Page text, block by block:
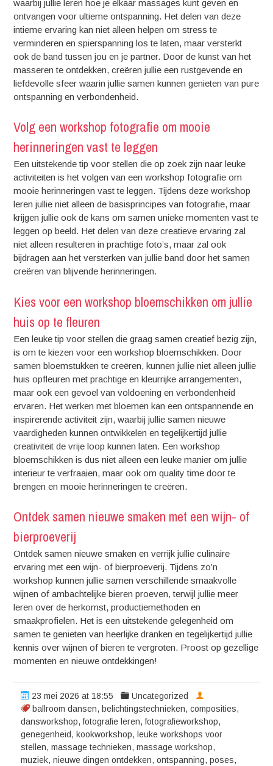
waarbij jullie leren hoe je elkaar massages kunt geven en
ontvangen voor ultieme ontspanning. Het delen van deze
intieme ervaring kan niet alleen helpen om stress te
verminderen en spierspanning los te laten, maar versterkt
ook de band tussen jou en je partner. Door de kunst van het
masseren te ontdekken, creëren jullie een rustgevende en
liefdevolle sfeer waarin jullie samen kunnen genieten van pure
ontspanning en verbondenheid.
Volg een workshop fotografie om mooie
herinneringen vast te leggen
Een uitstekende tip voor stellen die op zoek zijn naar leuke
activiteiten is het volgen van een workshop fotografie om
mooie herinneringen vast te leggen. Tijdens deze workshop
leren jullie niet alleen de basisprincipes van fotografie, maar
krijgen jullie ook de kans om samen unieke momenten vast te
leggen op beeld. Het delen van deze creatieve ervaring zal
niet alleen resulteren in prachtige foto’s, maar zal ook
bijdragen aan het versterken van jullie band door het samen
creëren van blijvende herinneringen.
Kies voor een workshop bloemschikken om jullie
huis op te fleuren
Een leuke tip voor stellen die graag samen creatief bezig zijn,
is om te kiezen voor een workshop bloemschikken. Door
samen bloemstukken te creëren, kunnen jullie niet alleen jullie
huis opfleuren met prachtige en kleurrijke arrangementen,
maar ook een gevoel van voldoening en verbondenheid
ervaren. Het werken met bloemen kan een ontspannende en
inspirerende activiteit zijn, waarbij jullie samen nieuwe
vaardigheden kunnen ontwikkelen en tegelijkertijd jullie
creativiteit de vrije loop kunnen laten. Een workshop
bloemschikken is dus niet alleen een leuke manier om jullie
interieur te verfraaien, maar ook om quality time door te
brengen en mooie herinneringen te creëren.
Ontdek samen nieuwe smaken met een wijn- of
bierproeverij
Ontdek samen nieuwe smaken en verrijk jullie culinaire
ervaring met een wijn- of bierproeverij. Tijdens zo’n
workshop kunnen jullie samen verschillende smaakvolle
wijnen of ambachtelijke bieren proeven, terwijl jullie meer
leren over de herkomst, productiemethoden en
smaakprofielen. Het is een uitstekende gelegenheid om
samen te genieten van heerlijke dranken en tegelijkertijd jullie
kennis over wijnen of bieren te vergroten. Proost op gezellige
momenten en nieuwe ontdekkingen!
23 mei 2026 at 18:55
Uncategorized
ballroom dansen, belichtingstechnieken,composities,
dansworkshop,fotografie leren,fotografieworkshop,
genegenheid, kookworkshop, leuke workshops voor
stellen,massage technieken,massage workshop,
muziek,nieuwe dingen ontdekken,ontspanning,poses,